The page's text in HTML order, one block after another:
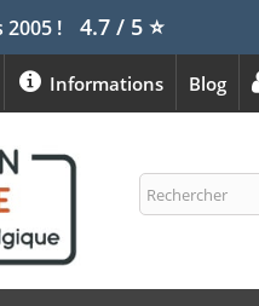
! 4.7 / 5⭐
Blog
Informations